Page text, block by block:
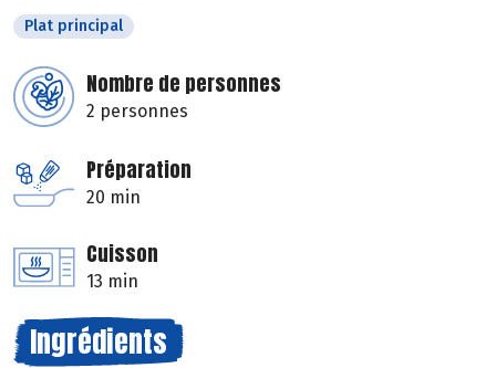
Plat principal
Nombre de personnes
2 personnes
Préparation
20 min
Cuisson
13 min
Ingrédients